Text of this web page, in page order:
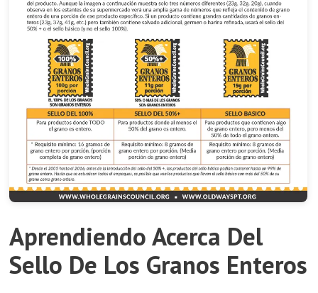
Aprendiendo Acerca Del
Sello De Los Granos Enteros